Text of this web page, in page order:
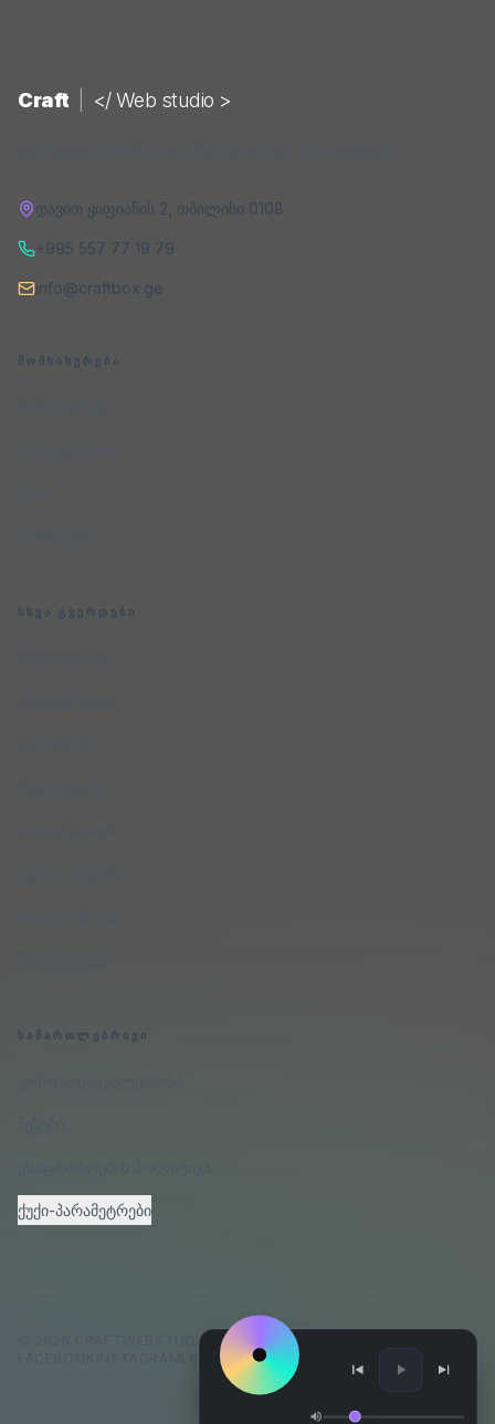
Craft </ Web studio >
დავით ყიფიანის 2 თბილისი 0108
+995 557 77 19 79
info@craftbox.ge
ᲛᲝᲛᲡᲐᲮᲣᲠᲔᲑᲐ
ᲡᲮᲕᲐ ᲒᲕᲔᲠᲓᲔᲑᲘ
ᲡᲐᲛᲐᲠᲗᲚᲔᲑᲠᲘᲕᲘ
ქუქი-პარამეტრები
CRAFTWEBSTUDIO
ᲧᲕᲔᲚᲐ ᲣᲤᲚᲔᲑᲐ ᲓᲐᲪᲣᲚᲘᲐ.
LINKEDINGITHUB